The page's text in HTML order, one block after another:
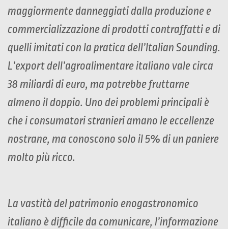
maggiormente danneggiati dalla produzione e
commercializzazione di prodotti contraffatti e di
quelli imitati con la pratica dell’Italian Sounding.
L’export dell’agroalimentare italiano vale circa
38 miliardi di euro, ma potrebbe fruttarne
almeno il doppio. Uno dei problemi principali è
che i consumatori stranieri amano le eccellenze
nostrane, ma conoscono solo il 5% di un paniere
molto più ricco.
La vastità del patrimonio enogastronomico
italiano è difficile da comunicare, l’informazione